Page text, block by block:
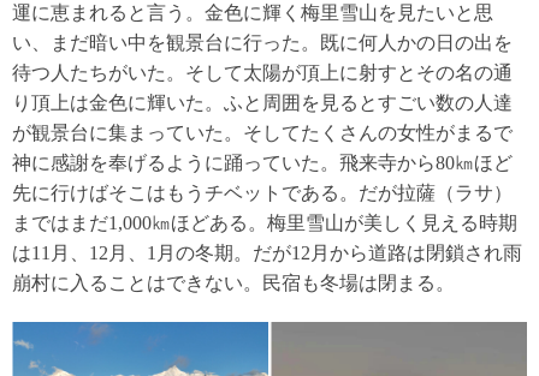
運に恵まれると言う。金色に輝く梅里雪山を見たいと思
い、まだ暗い中を観景台に行った。既に何人かの日の出を
待つ人たちがいた。そして太陽が頂上に射すとその名の通
り頂上は金色に輝いた。ふと周囲を見るとすごい数の人達
が観景台に集まっていた。そしてたくさんの女性がまるで
神に感謝を奉げるように踊っていた。飛来寺から80㎞ほど
先に行けばそこはもうチベットである。だが拉薩（ラサ）
まではまだ1,000㎞ほどある。梅里雪山が美しく見える時期
は11月、12月、1月の冬期。だが12月から道路は閉鎖され雨
崩村に入ることはできない。民宿も冬場は閉まる。